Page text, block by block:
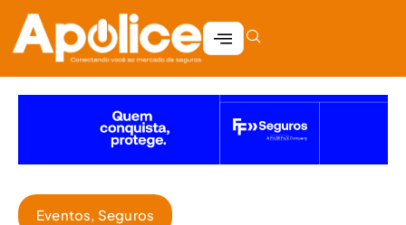
Eventos, Seguros